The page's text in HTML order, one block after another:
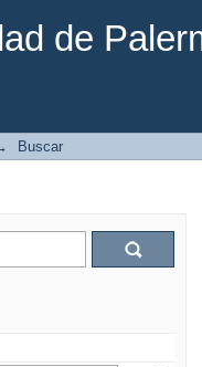
de
Buscar